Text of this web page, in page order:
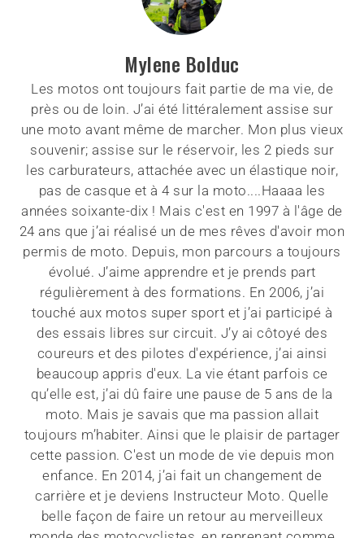
Mylene Bolduc
Les motos ont toujours fait partie de ma vie, de
près ou de loin. J’ai été littéralement assise sur
une moto avant même de marcher. Mon plus vieux
souvenir; assise sur le réservoir, les 2 pieds sur
les carburateurs, attachée avec un élastique noir,
pas de casque et à 4 sur la moto....Haaaa les
années soixante-dix ! Mais c'est en 1997 à l'âge de
24 ans que j’ai réalisé un de mes rêves d'avoir mon
permis de moto. Depuis, mon parcours a toujours
évolué. J’aime apprendre et je prends part
régulièrement à des formations. En 2006, j’ai
touché aux motos super sport et j’ai participé à
des essais libres sur circuit. J’y ai côtoyé des
coureurs et des pilotes d'expérience, j’ai ainsi
beaucoup appris d'eux. La vie étant parfois ce
qu’elle est, j’ai dû faire une pause de 5 ans de la
moto. Mais je savais que ma passion allait
toujours m’habiter. Ainsi que le plaisir de partager
cette passion. C'est un mode de vie depuis mon
enfance. En 2014, j’ai fait un changement de
carrière et je deviens Instructeur Moto. Quelle
belle façon de faire un retour au merveilleux